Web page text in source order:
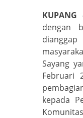
KUPANG
dengan
Sayang
Februari
kepada